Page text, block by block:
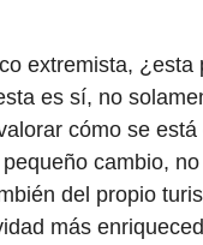
extremista,
es sí, no
cómo se
cambio,
del propio
más